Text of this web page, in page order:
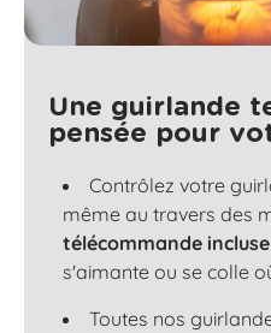
Une guirlande
pensée pour
Contrôlez votre
même au travers des
télécommande incluse
s'aimante ou se colle
Toutes nos